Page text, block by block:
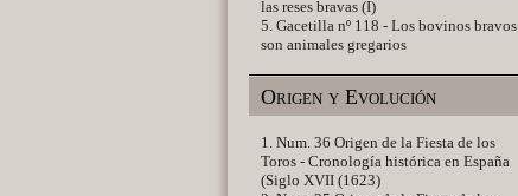
las reses bravas (I)
5. Gacetilla nº 118 - Los bovinos bravos
son animales gregarios
Origen y Evolución
1. Num. 36 Origen de la Fiesta de los
Toros - Cronología histórica en España
(Siglo XVII (1623)